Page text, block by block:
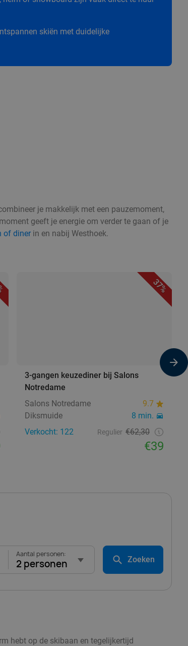
skiën met duidelijke
je makkelijk met een pauzemoment,
geeft je energie om verder te gaan of je
of dinerin en nabij Westhoek.
37%
3-gangen keuzediner bij Salons
Notredame
Salons Notredame
9.7
Diksmuide
8 min.
Verkocht: 122
Regulier €62,30
€39
Aantal personen:
2 personen Zoeken
hebt op de skibaan en tegelijkertijd